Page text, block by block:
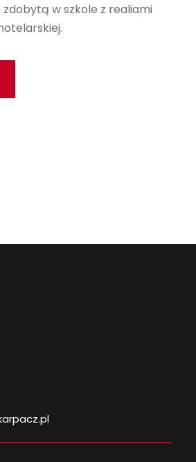
zdobytą w szkole z realiami